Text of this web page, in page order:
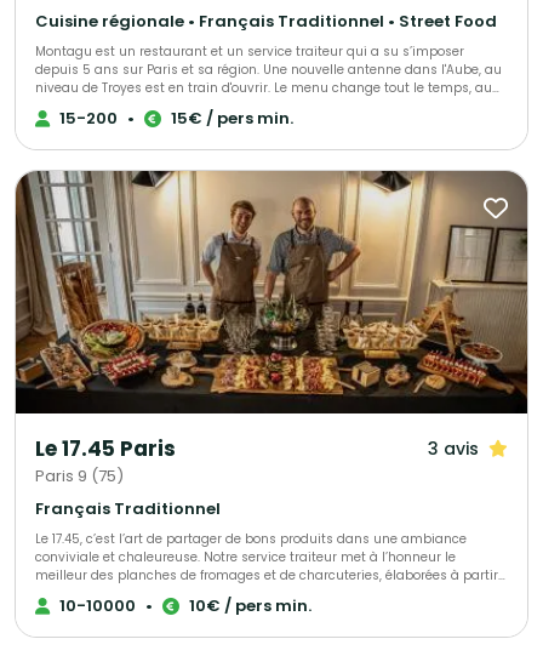
Cuisine régionale • Français Traditionnel • Street Food
Montagu est un restaurant et un service traiteur qui a su s’imposer
depuis 5 ans sur Paris et sa région. Une nouvelle antenne dans l'Aube, au
niveau de Troyes est en train d'ouvrir. Le menu change tout le temps, au
gré des saisons et des tendances mais surtout au gré de vos envies et de
vos attentes. Que vous soyez amateur de viande ou de poisson,
plateaux repas. Pour déjeuner ou dîner, pour vos événements privés ou
professionnels, faites nous confiance
15-200 • 15€ / pers min.
Le 17.45 Paris 3 avis
Paris 9 (75)
Français Traditionnel
Le 17.45, c’est l’art de partager de bons produits dans une ambiance
conviviale et chaleureuse. Notre service traiteur met à l’honneur le
meilleur des planches de fromages et de charcuteries, élaborées à partir
de produits français, locaux et soigneusement sélectionnés. Nous créons
des moments gourmands sur mesure, pour vos événements
10-10000 • 10€ / pers min.